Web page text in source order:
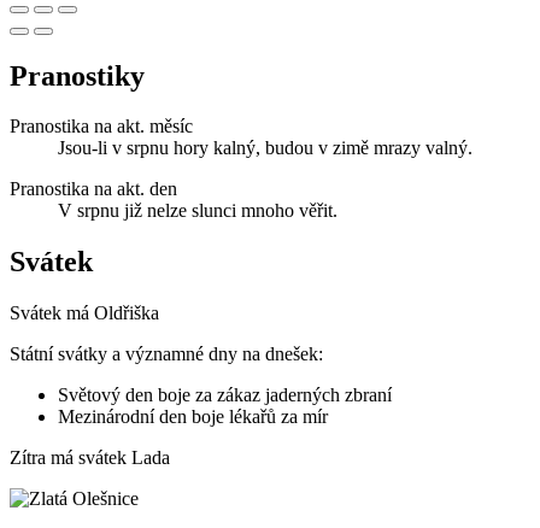
Pranostiky
Pranostika na akt. měsíc
Jsou-li v srpnu hory kalný, budou v zimě mrazy valný.
Pranostika na akt. den
V srpnu již nelze slunci mnoho věřit.
Svátek
Svátek má Oldřiška
Státní svátky a významné dny na dnešek:
Světový den boje za zákaz jaderných zbraní
Mezinárodní den boje lékařů za mír
Zítra má svátek Lada